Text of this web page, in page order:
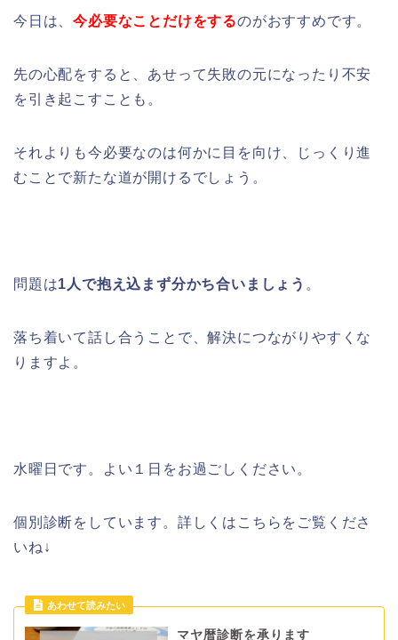
今日は、今必要なことだけをするのがおすすめです。
先の心配をすると、あせって失敗の元になったり不安
を引き起こすことも。
それよりも今必要なのは何かに目を向け、じっくり進
むことで新たな道が開けるでしょう。
問題は1人で抱え込まず分かち合いましょう 。
落ち着いて話し合うことで、解決につながりやすくな
りますよ。
水曜日です。よい１日をお過ごしください。
個別診断をしています。詳しくはこちらをご覧くださ
いね↓
マヤ暦診断を承ります